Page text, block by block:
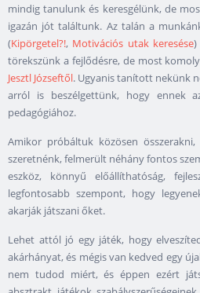
mindig tanulunk és keresgélünk, de
igazán jót találtunk. Az talán a
(Kipörgetel?!, Motivációs utak keresése)
törekszünk a fejlődésre, de most
Jesztl Józseftől. Ugyanis tanított nekünk
arról is beszélgettünk, hogy ennek
pedagógiához.
Amikor próbáltuk közösen
szeretnénk, felmerült néhány fontos
eszköz, könnyű előállíthatóság,
legfontosabb szempont, hogy
akarják játszani őket.
Lehet attól jó egy játék, hogy
akárhányat, és mégis van kedved egy
nem tudod miért, és éppen ezért